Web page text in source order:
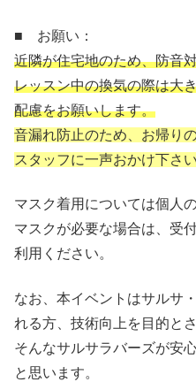
■ お願い：
近隣が住宅地のため、防音
レッスン中の換気の際は大
配慮をお願いします。
音漏れ防止のため、お帰り
スタッフに一声おかけ下さい
マスク着用については個人
マスクが必要な場合は、受
利用ください。
なお、本イベントはサルサ
れる方、技術向上を目的と
そんなサルサラバーズが安
と思います。